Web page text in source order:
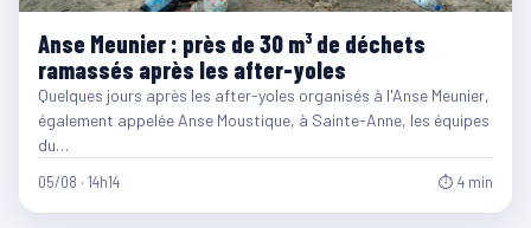
Anse Meunier : près de 30 m³ de déchets
ramassés après les after-yoles
Quelques jours après les after-yoles organisés à l'Anse Meunier,
également appelée Anse Moustique, à Sainte-Anne, les équipes
du…
05/08 · 14h14 ⏱ 4 min